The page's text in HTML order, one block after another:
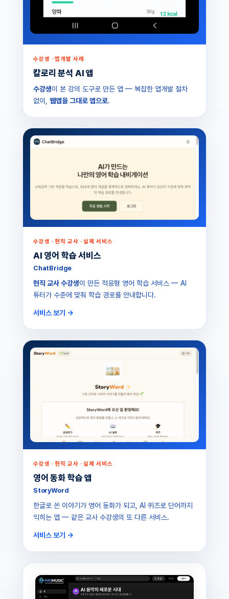
수강생 · 앱개발 사례
칼로리 분석 AI 앱
수강생이 본 강의 도구로 만든 앱 — 복잡한 앱개발 절차
없이, 웹앱을 그대로 앱으로.
수강생 · 현직 교사 · 실제 서비스
AI 영어 학습 서비스
ChatBridge
현직 교사 수강생이 만든 적응형 영어 학습 서비스 — AI
튜터가 수준에 맞춰 학습 경로를 안내합니다.
서비스 보기 →
수강생 · 현직 교사 · 실제 서비스
영어 동화 학습 앱
StoryWord
한글로 쓴 이야기가 영어 동화가 되고, AI 퀴즈로 단어까지
익히는 앱 — 같은 교사 수강생의 또 다른 서비스.
서비스 보기 →